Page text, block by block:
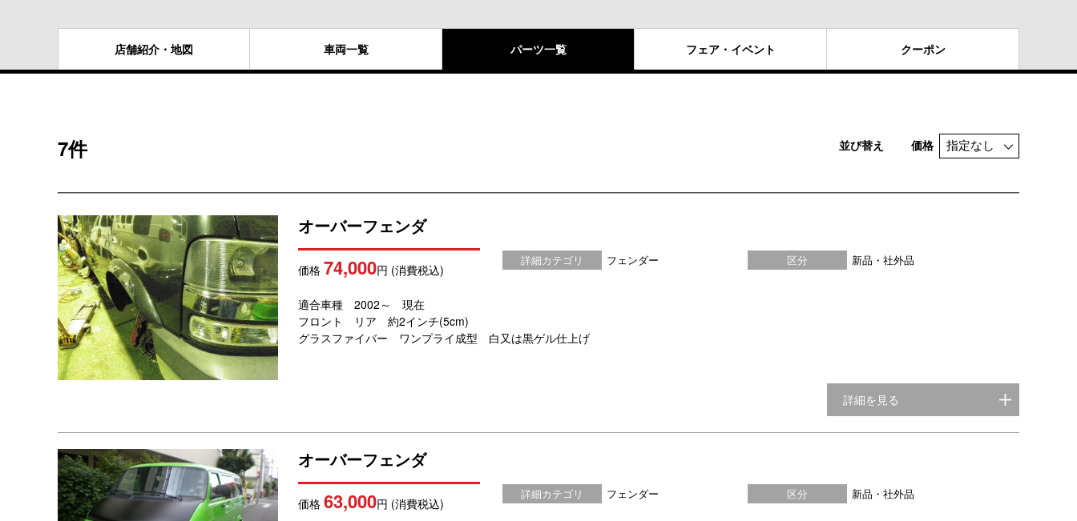
店舗紹介 ・地図 車両一覧 パーツ一覧 フェア・ イベント クーポン
7件 並び替え 価格
オーバーフェンダ
価格 74,000円 (消費税込)
詳細カテゴリ フェンダー 区分 新品・社外品
適合車種 2002～ 現在
フロント リア 約2インチ(5cm)
グラスファイバー ワンプライ成型 白又は黒ゲル仕上げ
詳細を見る
オーバーフェンダ
価格 63,000円 (消費税込)
詳細カテゴリ フェンダー 区分 新品・社外品